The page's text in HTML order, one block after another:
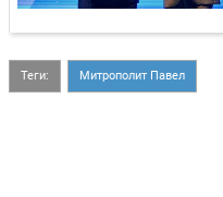
Теги: Митрополит Павел